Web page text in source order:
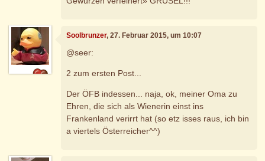
Soolbrunzer, 27. Februar 2015, um 10:07
@seer:
2 zum ersten Post...
Der ÖFB indessen... naja, ok, meiner Oma zu
Ehren, die sich als Wienerin einst ins
Frankenland verirrt hat (so etz isses raus, ich bin
a viertels Österreicher^^)